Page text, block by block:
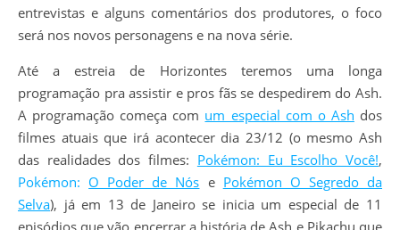
entrevistas e alguns comentários dos produtores, o foco
será nos novos personagens e na nova série.
Até a estreia de Horizontes teremos uma longa
programação pra assistir e pros fãs se despedirem do Ash.
A programação começa com um especial com o Ash dos
filmes atuais que irá acontecer dia 23/12 (o mesmo Ash
das realidades dos filmes: Pokémon: Eu Escolho Você!,
Pokémon: O Poder de Nós e Pokémon O Segredo da
Selva), já em 13 de Janeiro se inicia um especial de 11
episódios que vão encerrar a história de Ash e Pikachu que